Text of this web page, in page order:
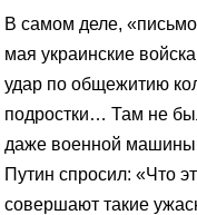
В самом деле,
мая украинские
удар по общежитию
подростки… Там не
даже военной машины
Путин спросил: «Что
совершают такие